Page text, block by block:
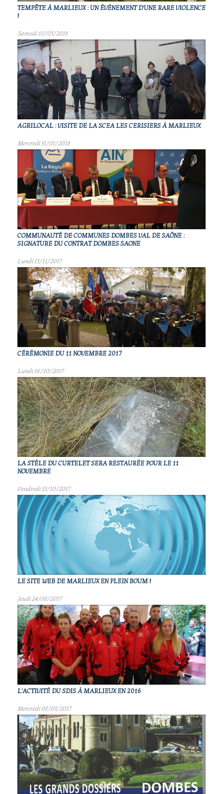
TEMPÊTE À MARLIEUX : UN ÉVÈNEMENT D'UNE RARE VIOLENCE
!
Samedi 10/03/2018
AGRILOCAL : VISITE DE LA SCEA LES CERISIERS À MARLIEUX
Mercredi 31/01/2018
COMMUNAUTÉ DE COMMUNES DOMBES VAL DE SAÔNE :
SIGNATURE DU CONTRAT DOMBES SAONE
Lundi 13/11/2017
CÉRÉMONIE DU 11 NOVEMBRE 2017
Lundi 16/10/2017
LA STÈLE DU CURTELET SERA RESTAURÉE POUR LE 11
NOVEMBRE
Vendredi 13/10/2017
LE SITE WEB DE MARLIEUX EN PLEIN BOUM !
Jeudi 24/08/2017
L'ACTIVITÉ DU SDIS À MARLIEUX EN 2016
Mercredi 08/03/2017